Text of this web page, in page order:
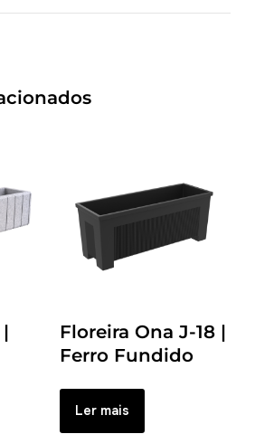
Floreira Ona J-18 |
Ferro Fundido
Ler mais